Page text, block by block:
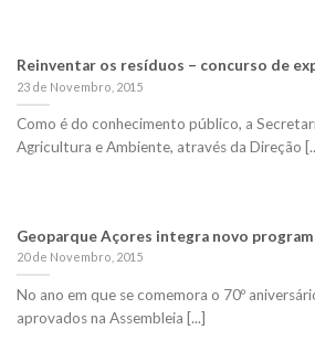
Reinventar os resíduos – concurso de
23 de Novembro, 2015
Como é do conhecimento público, a
Agricultura e Ambiente, através da Direção
Geoparque Açores integra novo
20 de Novembro, 2015
No ano em que se comemora o 70º
aprovados na Assembleia [...]